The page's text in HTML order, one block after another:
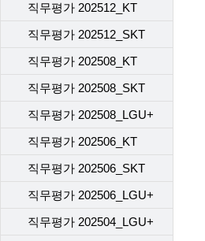
직무평가 202512_KT
직무평가 202512_SKT
직무평가 202508_KT
직무평가 202508_SKT
직무평가 202508_LGU+
직무평가 202506_KT
직무평가 202506_SKT
직무평가 202506_LGU+
직무평가 202504_LGU+